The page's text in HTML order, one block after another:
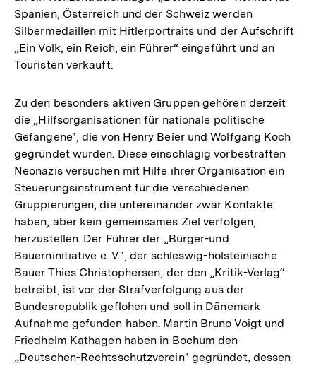
Spanien, Österreich und der Schweiz werden
Silbermedaillen mit Hitlerportraits und der Aufschrift
„Ein Volk, ein Reich, ein Führer“ eingeführt und an
Touristen verkauft.
Zu den besonders aktiven Gruppen gehören derzeit
die „Hilfsorganisationen für nationale politische
Gefangene", die von Henry Beier und Wolfgang Koch
gegründet wurden. Diese einschlägig vorbestraften
Neonazis versuchen mit Hilfe ihrer Organisation ein
Steuerungsinstrument für die verschiedenen
Gruppierungen, die untereinander zwar Kontakte
haben, aber kein gemeinsames Ziel verfolgen,
herzustellen. Der Führer der „Bürger-und
Bauerninitiative e. V.", der schleswig-holsteinische
Bauer Thies Christophersen, der den „Kritik-Verlag“
betreibt, ist vor der Strafverfolgung aus der
Bundesrepublik geflohen und soll in Dänemark
Aufnahme gefunden haben. Martin Bruno Voigt und
Friedhelm Kathagen haben in Bochum den
„Deutschen-Rechtsschutzverein" gegründet, dessen